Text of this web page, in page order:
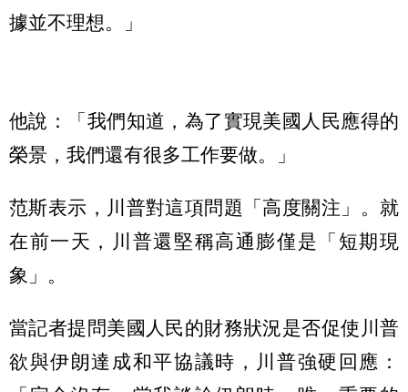
據並不理想。」
他說：「我們知道，為了實現美國人民應得的
榮景，我們還有很多工作要做。」
范斯表示，川普對這項問題「高度關注」。就
在前一天，川普還堅稱高通膨僅是「短期現
象」。
當記者提問美國人民的財務狀況是否促使川普
欲與伊朗達成和平協議時，川普強硬回應：